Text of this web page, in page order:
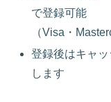
で登録可能
（Visa・
登録後はキャ
します